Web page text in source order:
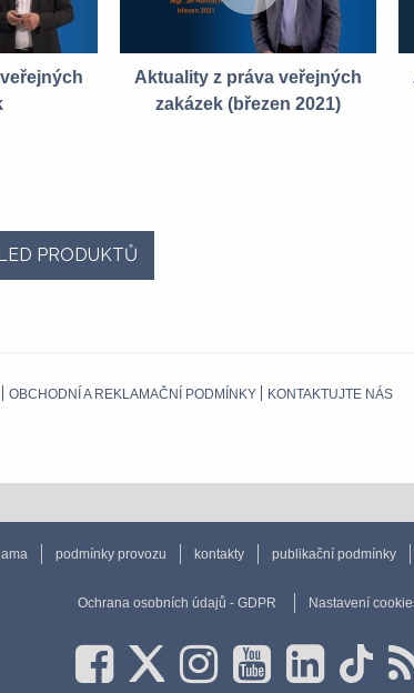
Aktuality z práva veřejných
zakázek (březen 2021)
PRODUKTŮ
OBCHODNÍ A REKLAMAČNÍ PODMÍNKY KONTAKTUJTE NÁS
podmínky provozu kontakty publikační podmínky
Ochrana osobních údajů - GDPR Nastavení